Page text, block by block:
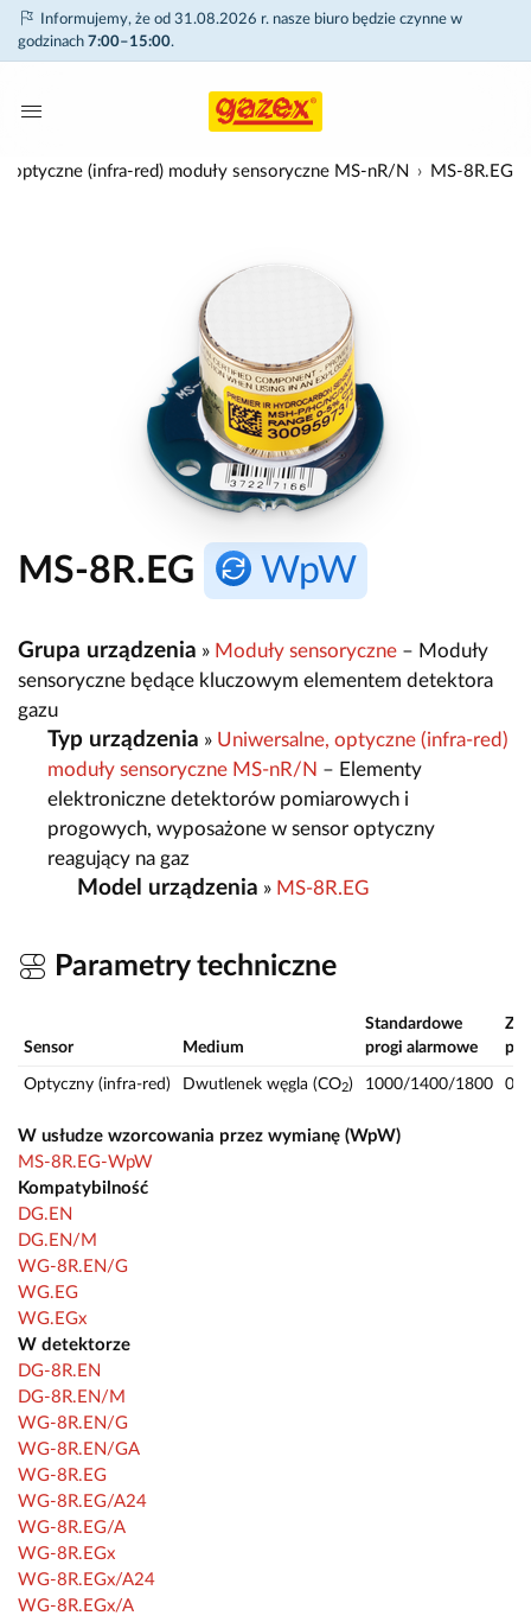
Informujemy, że od 31.08.2026 r. nasze biuro będzie czynne w
godzinach 7:00–15:00.
optyczne (infra-red) moduły sensoryczne MS-nR/N MS-8R.EG
MS-8R.EG WpW
Grupa urządzenia » Moduły sensoryczne – Moduły
sensoryczne będące kluczowym elementem detektora
gazu
Typ urządzenia » Uniwersalne, optyczne (infra-red)
moduły sensoryczne MS-nR/N – Elementy
elektroniczne detektorów pomiarowych i
progowych, wyposażone w sensor optyczny
reagujący na gaz
Model urządzenia » MS-8R.EG
Parametry techniczne
Sensor Medium
Standardowe
progi alarmowe
Optyczny (infra-red) Dwutlenek węgla (CO2) 1000/1400/1800
W usłudze wzorcowania przez wymianę (WpW)
MS-8R.EG-WpW
Kompatybilność
DG.EN
DG.EN/M
WG-8R.EN/G
WG.EG
WG.EGx
W detektorze
DG-8R.EN
DG-8R.EN/M
WG-8R.EN/G
WG-8R.EN/GA
WG-8R.EG
WG-8R.EG/A24
WG-8R.EG/A
WG-8R.EGx
WG-8R.EGx/A24
WG-8R.EGx/A